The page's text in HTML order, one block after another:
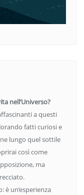
nell’Universo?
a questi
fatti curiosi e
lungo quel sottile
così come
ma
è un’esperienza